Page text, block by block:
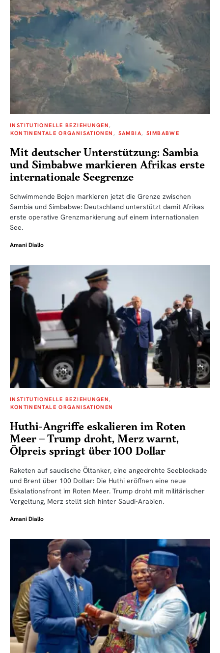
INSTITUTIONELLE BEZIEHUNGEN
KONTINENTALE ORGANISATIONEN
SAMBIA SIMBABWE
Mit deutscher Unterstützung: Sambia
und Simbabwe markieren Afrikas erste
internationale Seegrenze
Schwimmende Bojen markieren jetzt die Grenze zwischen
Sambia und Simbabwe: Deutschland unterstützt damit Afrikas
erste operative Grenzmarkierung auf einem internationalen
See.
Amani Diallo
INSTITUTIONELLE BEZIEHUNGEN
KONTINENTALE ORGANISATIONEN
Huthi-Angriffe eskalieren im Roten
Meer – Trump droht, Merz warnt,
Ölpreis springt über 100 Dollar
Raketen auf saudische Öltanker, eine angedrohte Seeblockade
und Brent über 100 Dollar: Die Huthi eröffnen eine neue
Eskalationsfront im Roten Meer. Trump droht mit militärischer
Vergeltung, Merz stellt sich hinter Saudi-Arabien.
Amani Diallo